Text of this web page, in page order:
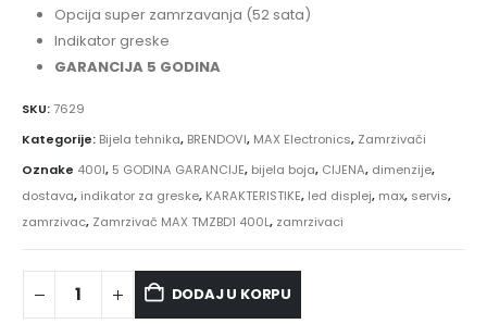
Opcija super zamrzavanja (52 sata)
Indikator greske
GARANCIJA 5 GODINA
SKU:7629
Kategorije: Bijela tehnika, BRENDOVI, MAX Electronics, Zamrzivači
Oznake 400l, 5 GODINA GARANCIJE, bijela boja, CIJENA, dimenzije,
dostava, indikator za greske, KARAKTERISTIKE, led displej, max, servis,
zamrzivac, Zamrzivač MAX TMZBD1 400L, zamrzivaci
DODAJ U KORPU